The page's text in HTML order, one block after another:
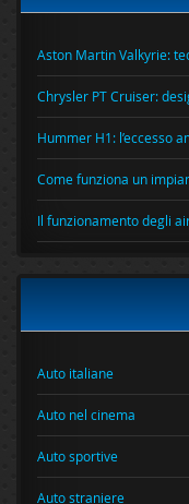
Aston Martin Valkyrie:
Chrysler PT Cruiser:
Hummer H1: l’eccesso
Come funziona un
Il funzionamento degli
Auto italiane
Auto nel cinema
Auto sportive
Auto straniere